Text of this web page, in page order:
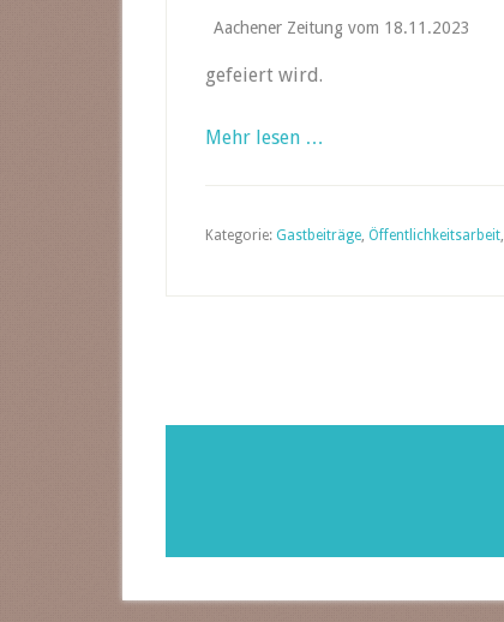
Aachener Zeitung vom 18.11.2023
gefeiert wird.
Mehr lesen …
Kategorie: Gastbeiträge, Öffentlichkeitsarbeit,